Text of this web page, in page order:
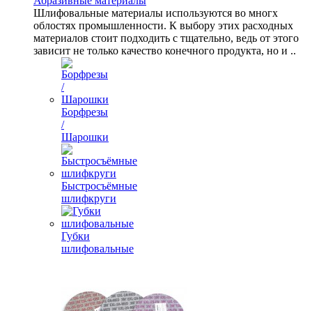
Шлифовальные материалы используются во многх
облостях промышленности. К выбору этих расходных
материалов стоит подходить с тщательно, ведь от этого
зависит не только качество конечного продукта, но и ..
Борфрезы
/
Шарошки
Быстросъёмные
шлифкруги
Губки
шлифовальные